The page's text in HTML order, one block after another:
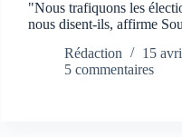
"Nous trafiquons les
nous disent-ils, affirme
Rédaction
15
5 commentaires